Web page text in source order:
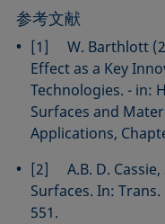
参考文献
[1] W. Barthlott
Effect as a Key
Technologies. - in:
Surfaces and
Applications,
[2] A.B. D. Cassie,
Surfaces. In: Trans.
551.